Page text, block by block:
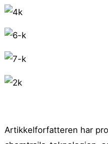
Artikkelforfatteren har